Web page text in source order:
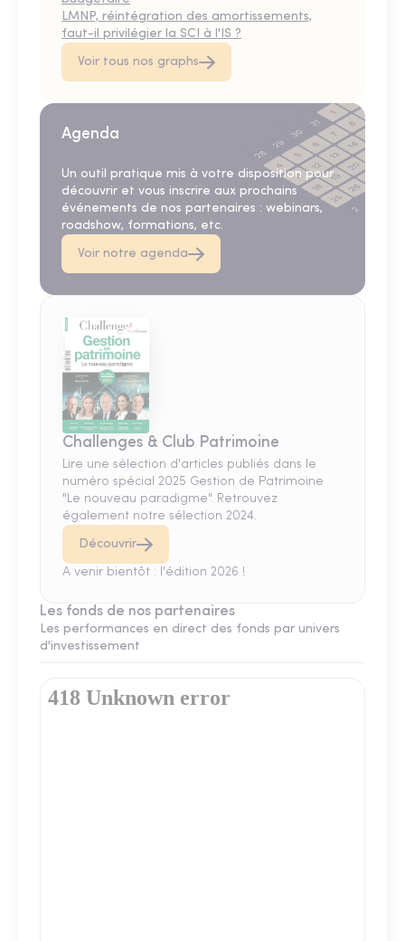
LMNP, réintégration des amortissements,
faut-il privilégier la SCI à l'IS ?
Voir tous nos graphs
Agenda
Un outil pratique mis à votre disposition pour
découvrir et vous inscrire aux prochains
événements de nos partenaires : webinars,
roadshow, formations, etc.
Voir notre agenda
Challenges & Club Patrimoine
Lire une sélection d'articles publiés dans le
numéro spécial 2025 Gestion de Patrimoine
"Le nouveau paradigme". Retrouvez
également notre sélection 2024.
Découvrir
A venir bientôt : l'édition 2026 !
Les fonds de nos partenaires
Les performances en direct des fonds par univers
d'investissement